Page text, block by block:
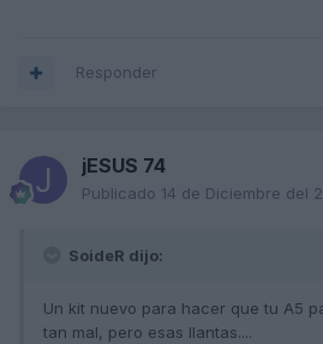
Responder
jESUS 74
Publicado 14 de Diciembre del
SoideR dijo:
Un kit nuevo para hacer que tu A5
tan mal, pero esas llantas....